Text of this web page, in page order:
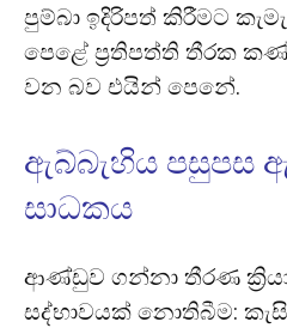
පුම්බා ඉදිරිපත් කිරීමට
පෙළේ ප්‍රතිපත්ති තීරක
වන බව එයින් පෙනේ.
ඇබ්බැහිය පසුපස
සාධකය
ආණ්ඩුව ගන්නා තීරණ
සද්භාවයක් නොතිබීම: